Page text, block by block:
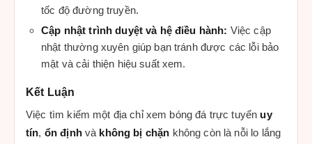
tốc độ đường truyền.
Cập nhật trình duyệt và hệ điều hành: Việc cập
nhật thường xuyên giúp bạn tránh được các lỗi bảo
mật và cải thiện hiệu suất xem.
Kết Luận
Việc tìm kiếm một địa chỉ xem bóng đá trực tuyến uy
tín, ổn địnhvà không bị chặn không còn là nỗi lo lắng